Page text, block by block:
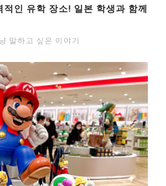
인 유학 장소! 일본 학생과 함께
말하고 싶은 이야기